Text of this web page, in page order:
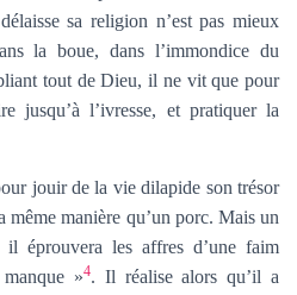
sa religion n’est pas mieux
la boue, dans l’immondice du
tout de Dieu, il ne vit que pour
jusqu’à l’ivresse, et pratiquer la
jouir de la vie dilapide son trésor
manière qu’un porc. Mais un
éprouvera les affres d’une faim
»4. Il réalise alors qu’il a